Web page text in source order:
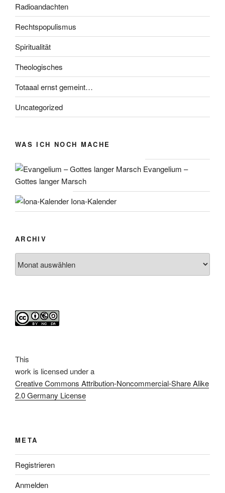
Radioandachten
Rechtspopulismus
Spiritualität
Theologisches
Totaaal ernst gemeint…
Uncategorized
WAS ICH NOCH MACHE
Evangelium –
Gottes langer Marsch
Iona-Kalender
ARCHIV
This
work is licensed under a
Creative Commons Attribution-Noncommercial-Share Alike
2.0 Germany License
META
Registrieren
Anmelden